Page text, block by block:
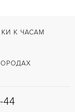
сложности застежка
К ЧАСАМ
44